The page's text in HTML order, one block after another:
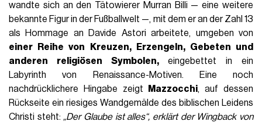
wandte sich an den Tätowierer Murran Billi — eine weitere
bekannte Figur in der Fußballwelt —, mit dem er an der Zahl 13
als Hommage an Davide Astori arbeitete, umgeben von
einer Reihe von Kreuzen, Erzengeln, Gebeten und
anderen religiösen Symbolen,eingebettet in ein
Labyrinth von Renaissance-Motiven. Eine noch
nachdrücklichere Hingabe zeigt
Mazzocchi, auf dessen
Rückseite ein riesiges Wandgemälde des biblischen Leidens
Christi steht:„Der Glaube ist alles“, erklärt der Wingback von